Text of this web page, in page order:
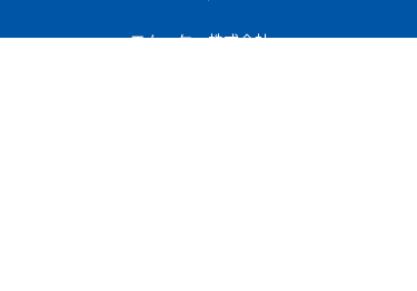
エム・ケー株式会社